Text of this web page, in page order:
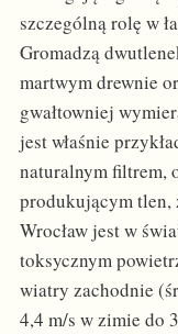
szczególną rolę w
Gromadzą
martwym drewnie
gwałtowniej
jest właśnie
naturalnym filtrem,
produkującym tlen,
Wrocław jest w
toksycznym
wiatry zachodnie
4,4 m/s w zimie do